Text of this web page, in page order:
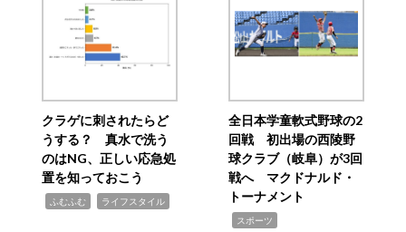
クラゲに刺されたらど
うする？ 真水で洗う
のはNG、正しい応急処
置を知っておこう
ふむふむ ライフスタイル
全日本学童軟式野球の2
回戦 初出場の西陵野
球クラブ（岐阜）が3回
戦へ マクドナルド・
トーナメント
スポーツ